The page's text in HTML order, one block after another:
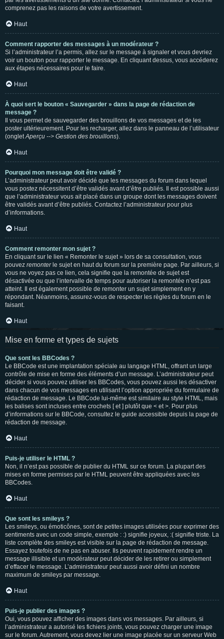
comprenez pas les raisons de votre avertissement.
Haut
Comment rapporter des messages à un modérateur ?
Si l’administrateur l’a permis, allez sur le message à signaler et vous devriez
voir un bouton pour rapporter le message. En cliquant dessus, vous accéderez
aux étapes nécessaires pour le faire.
Haut
À quoi sert le bouton « Sauvegarder » dans la page de rédaction de
message ?
Il vous permet de sauvegarder des brouillons de vos messages et de les
poster ultérieurement. Pour les recharger, allez dans le panneau de l’utilisateur
(ongletAperçu --> Gestion des brouillons).
Haut
Pourquoi mon message doit être validé ?
L’administrateur peut avoir décidé que les messages du forum dans lequel
vous postez nécessitent d’être validés avant d’être publiés. Il est possible aussi
que l’administrateur vous ait placé dans un groupe dont les messages doivent
être validés avant d’être publiés. Contactez l’administrateur pour plus
d’informations.
Haut
Comment remonter mon sujet ?
En cliquant sur le lien « Remonter le sujet » lors de sa consultation, vous
pouvez remonterle sujet en haut du forum sur la première page. Par ailleurs, si
vous ne voyez pas ce lien, cela signifie que la remontée de sujet est
désactivée ou que l’intervalle de temps pour autoriser la remontée n’est pas
atteint. Il est également possible de remonter un sujet simplement en y
répondant. Néanmoins, assurez-vous de respecter les règles du forum en le
faisant.
Haut
Mise en forme et types de sujets
Que sont les BBCodes ?
Le BBCode est une implantation spéciale au langage HTML, offrant un large
contrôle de mise en forme des éléments d’un message. L’administrateur peut
décider si vous pouvez utiliser les BBCodes, vous pouvez aussi les désactiver
dans chacun de vos messages en utilisant l’option appropriée du formulaire de
rédaction de message. Le BBCode lui-même est similaire au style HTML, mais
les balises sont incluses entre crochets [ et ] plutôt que < et >. Pour plus
d’informations sur le BBCode, consultez le guide accessible depuis la page de
rédaction de message.
Haut
Puis-je utiliser le HTML ?
Non, il n’est pas possible de publier du HTML sur ce forum. La plupart des
mises en forme permises par le HTML peuvent être appliquées avec les
BBCodes.
Haut
Que sont les smileys ?
Les smileys, ou émoticônes, sont de petites images utilisées pour exprimer des
sentiments avec un code simple, exemple : :) signifie joyeux, :( signifie triste. La
liste complète des smileys est visible sur la page de rédaction de message.
Essayez toutefois de ne pas en abuser. Ils peuvent rapidement rendre un
message illisible et un modérateur peut décider de les retirer ou simplement
d’effacer le message. L’administrateur peut aussi avoir défini un nombre
maximum de smileys par message.
Haut
Puis-je publier des images ?
Oui, vous pouvez afficher des images dans vos messages. Par ailleurs, si
l’administrateur a autorisé les fichiers joints, vous pouvez charger une image
sur le forum. Autrement, vous devez lier une image placée sur un serveur Web